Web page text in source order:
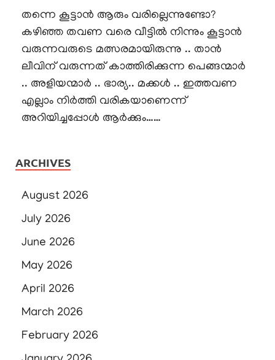
തന്നെ കൂട്ടാൻ ആരും വരില്ലെന്നുണ്ടോ?
കഴിഞ്ഞ തവണ വരെ വീട്ടിൽ നിന്നും കൂട്ടാൻ
വരുന്നവരുടെ മത്സരമായിരുന്നു .. താൻ
ലീവിന് വരുന്നത് കാത്തിരിക്കുന്ന പെങ്ങന്മാർ
.. അളിയന്മാർ .. ഭാര്യ.. മക്കൾ .. ഇത്തവണ
എല്ലാം നിർത്തി വരികയാണെന്ന്
അറിയിച്ചപ്പോൾ ആർക്കും……
ARCHIVES
August 2026
July 2026
June 2026
May 2026
April 2026
March 2026
February 2026